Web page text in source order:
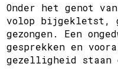
Onder het genot
volop bijgekletst,
gezongen. Een
gesprekken en
gezelligheid staan